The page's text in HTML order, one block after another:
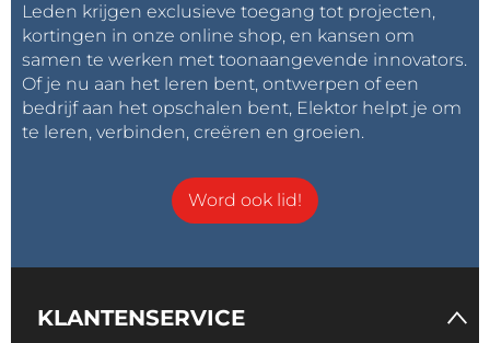
Leden krijgen exclusieve toegang tot projecten,
kortingen in onze online shop, en kansen om
samen te werken met toonaangevende innovators.
Of je nu aan het leren bent, ontwerpen of een
bedrijf aan het opschalen bent, Elektor helpt je om
te leren, verbinden, creëren en groeien.
Word ook lid!
KLANTENSERVICE